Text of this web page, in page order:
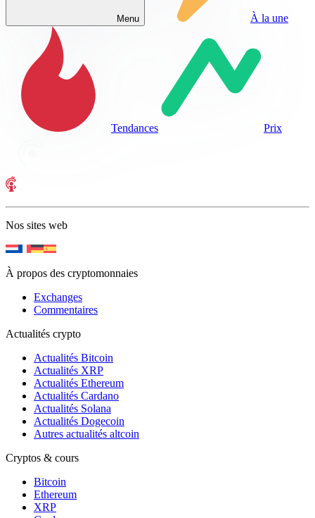
Menu À la une
Tendances Prix
Nos sites web
À propos des cryptomonnaies
Exchanges
Commentaires
Actualités crypto
Actualités Bitcoin
Actualités XRP
Actualités Ethereum
Actualités Cardano
Actualités Solana
Actualités Dogecoin
Autres actualités altcoin
Cryptos & cours
Bitcoin
Ethereum
XRP